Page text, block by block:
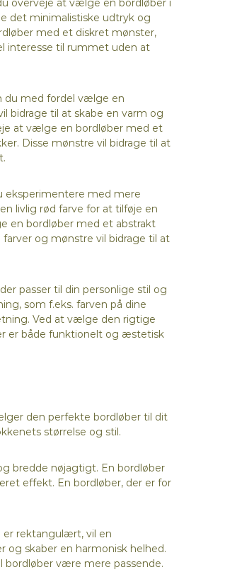
overveje at vælge en bordløber i
det minimalistiske udtryk og
med et diskret mønster,
interesse til rummet uden at
du med fordel vælge en
bidrage til at skabe en varm og
at vælge en bordløber med et
Disse mønstre vil bidrage til at
eksperimentere med mere
livlig rød farve for at tilføje en
en bordløber med et abstrakt
og mønstre vil bidrage til at
passer til din personlige stil og
som f.eks. farven på dine
Ved at vælge den rigtige
er både funktionelt og æstetisk
den perfekte bordløber til dit
størrelse og stil.
bredde nøjagtigt. En bordløber
effekt. En bordløber, der er for
er rektangulært, vil en
skaber en harmonisk helhed.
bordløber være mere passende.